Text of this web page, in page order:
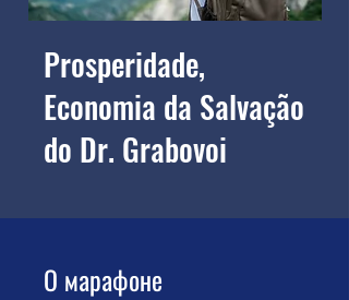
Prosperidade,
Economia da Salvação
do Dr. Grabovoi
О марафоне